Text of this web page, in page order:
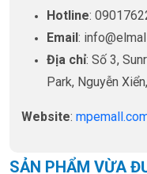
Hotline:
Email :
Địa chỉ: Số 3,
Park, Nguyễn
Website:
SẢN PHẨM VỪA